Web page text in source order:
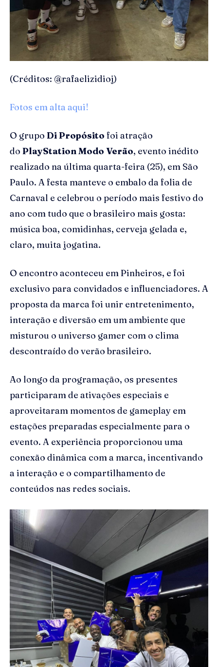
(Créditos: @rafaelizidioj)
Fotos em alta aqui!
O grupo Di Propósito foi atração
do PlayStation Modo Verão, evento inédito
realizado na última quarta-feira (25), em São
Paulo. A festa manteve o embalo da folia de
Carnaval e celebrou o período mais festivo do
ano com tudo que o brasileiro mais gosta:
música boa, comidinhas, cerveja gelada e,
claro, muita jogatina.
O encontro aconteceu em Pinheiros, e foi
exclusivo para convidados e influenciadores. A
proposta da marca foi unir entretenimento,
interação e diversão em um ambiente que
misturou o universo gamer com o clima
descontraído do verão brasileiro.
Ao longo da programação, os presentes
participaram de ativações especiais e
aproveitaram momentos de gameplay em
estações preparadas especialmente para o
evento. A experiência proporcionou uma
conexão dinâmica com a marca, incentivando
a interação e o compartilhamento de
conteúdos nas redes sociais.